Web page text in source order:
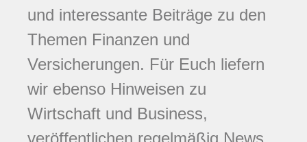
und interessante Beiträge zu den
Themen Finanzen und
Versicherungen. Für Euch liefern
wir ebenso Hinweisen zu
Wirtschaft und Business,
veröffentlichen regelmäßig News